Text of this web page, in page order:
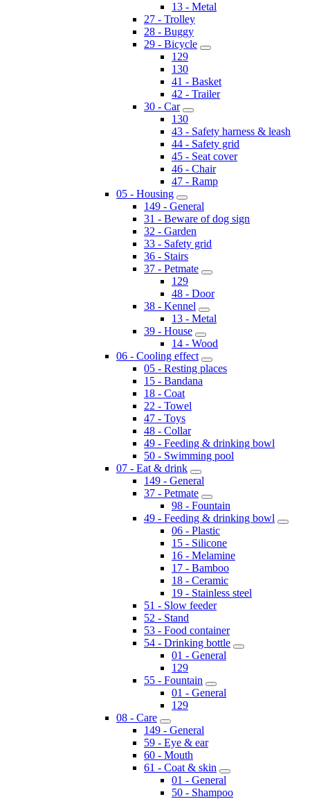
13 - Metal
27 - Trolley
28 - Buggy
29 - Bicycle
129
130
41 - Basket
42 - Trailer
30 - Car
130
43 - Safety harness & leash
44 - Safety grid
45 - Seat cover
46 - Chair
47 - Ramp
05 - Housing
149 - General
31 - Beware of dog sign
32 - Garden
33 - Safety grid
36 - Stairs
37 - Petmate
129
48 - Door
38 - Kennel
13 - Metal
39 - House
14 - Wood
06 - Cooling effect
05 - Resting places
15 - Bandana
18 - Coat
22 - Towel
47 - Toys
48 - Collar
49 - Feeding & drinking bowl
50 - Swimming pool
07 - Eat & drink
149 - General
37 - Petmate
98 - Fountain
49 - Feeding & drinking bowl
06 - Plastic
15 - Silicone
16 - Melamine
17 - Bamboo
18 - Ceramic
19 - Stainless steel
51 - Slow feeder
52 - Stand
53 - Food container
54 - Drinking bottle
01 - General
129
55 - Fountain
01 - General
129
08 - Care
149 - General
59 - Eye & ear
60 - Mouth
61 - Coat & skin
01 - General
50 - Shampoo